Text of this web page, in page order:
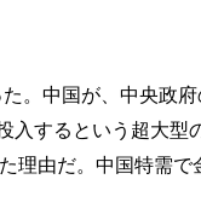
。中国が、中央政
入するという超大型
理由だ。中国特需